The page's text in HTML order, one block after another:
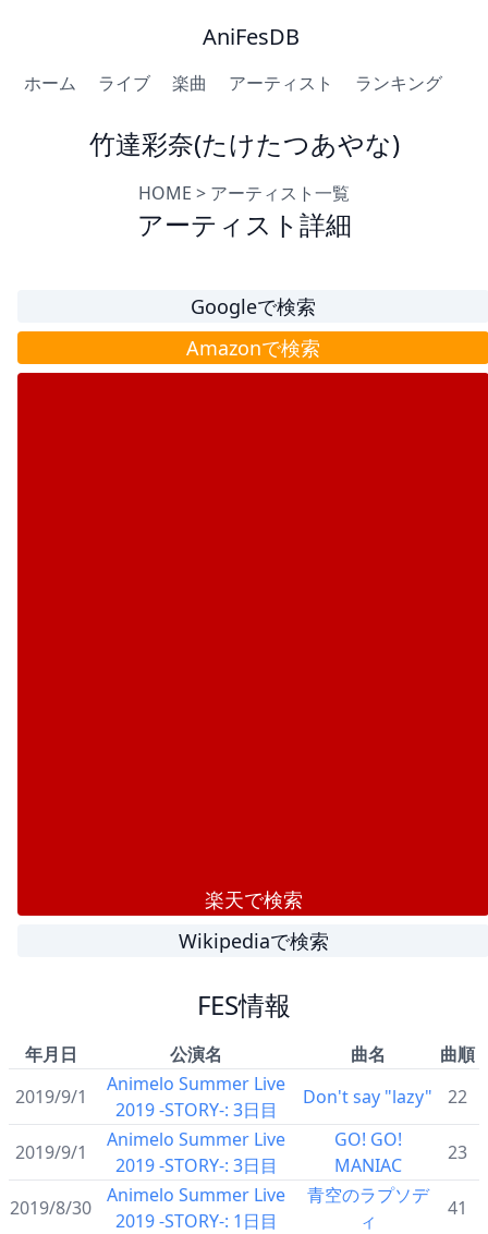
AniFesDB
ホーム ライブ 楽曲 アーティスト ランキング
竹達彩奈(たけたつあやな)
HOME > アーティスト一覧
アーティスト詳細
Googleで検索
Amazonで検索
楽天で検索
Wikipediaで検索
FES情報
年月日 公演名 曲名
曲順
2019/9/1
Animelo Summer Live
2019 -STORY-: 3日目
Don't say "lazy" 22
2019/9/1
Animelo Summer Live
2019 -STORY-: 3日目
GO! GO!
MANIAC
23
2019/8/30
Animelo Summer Live
2019 -STORY-: 1日目
青空のラプソデ
ィ
41